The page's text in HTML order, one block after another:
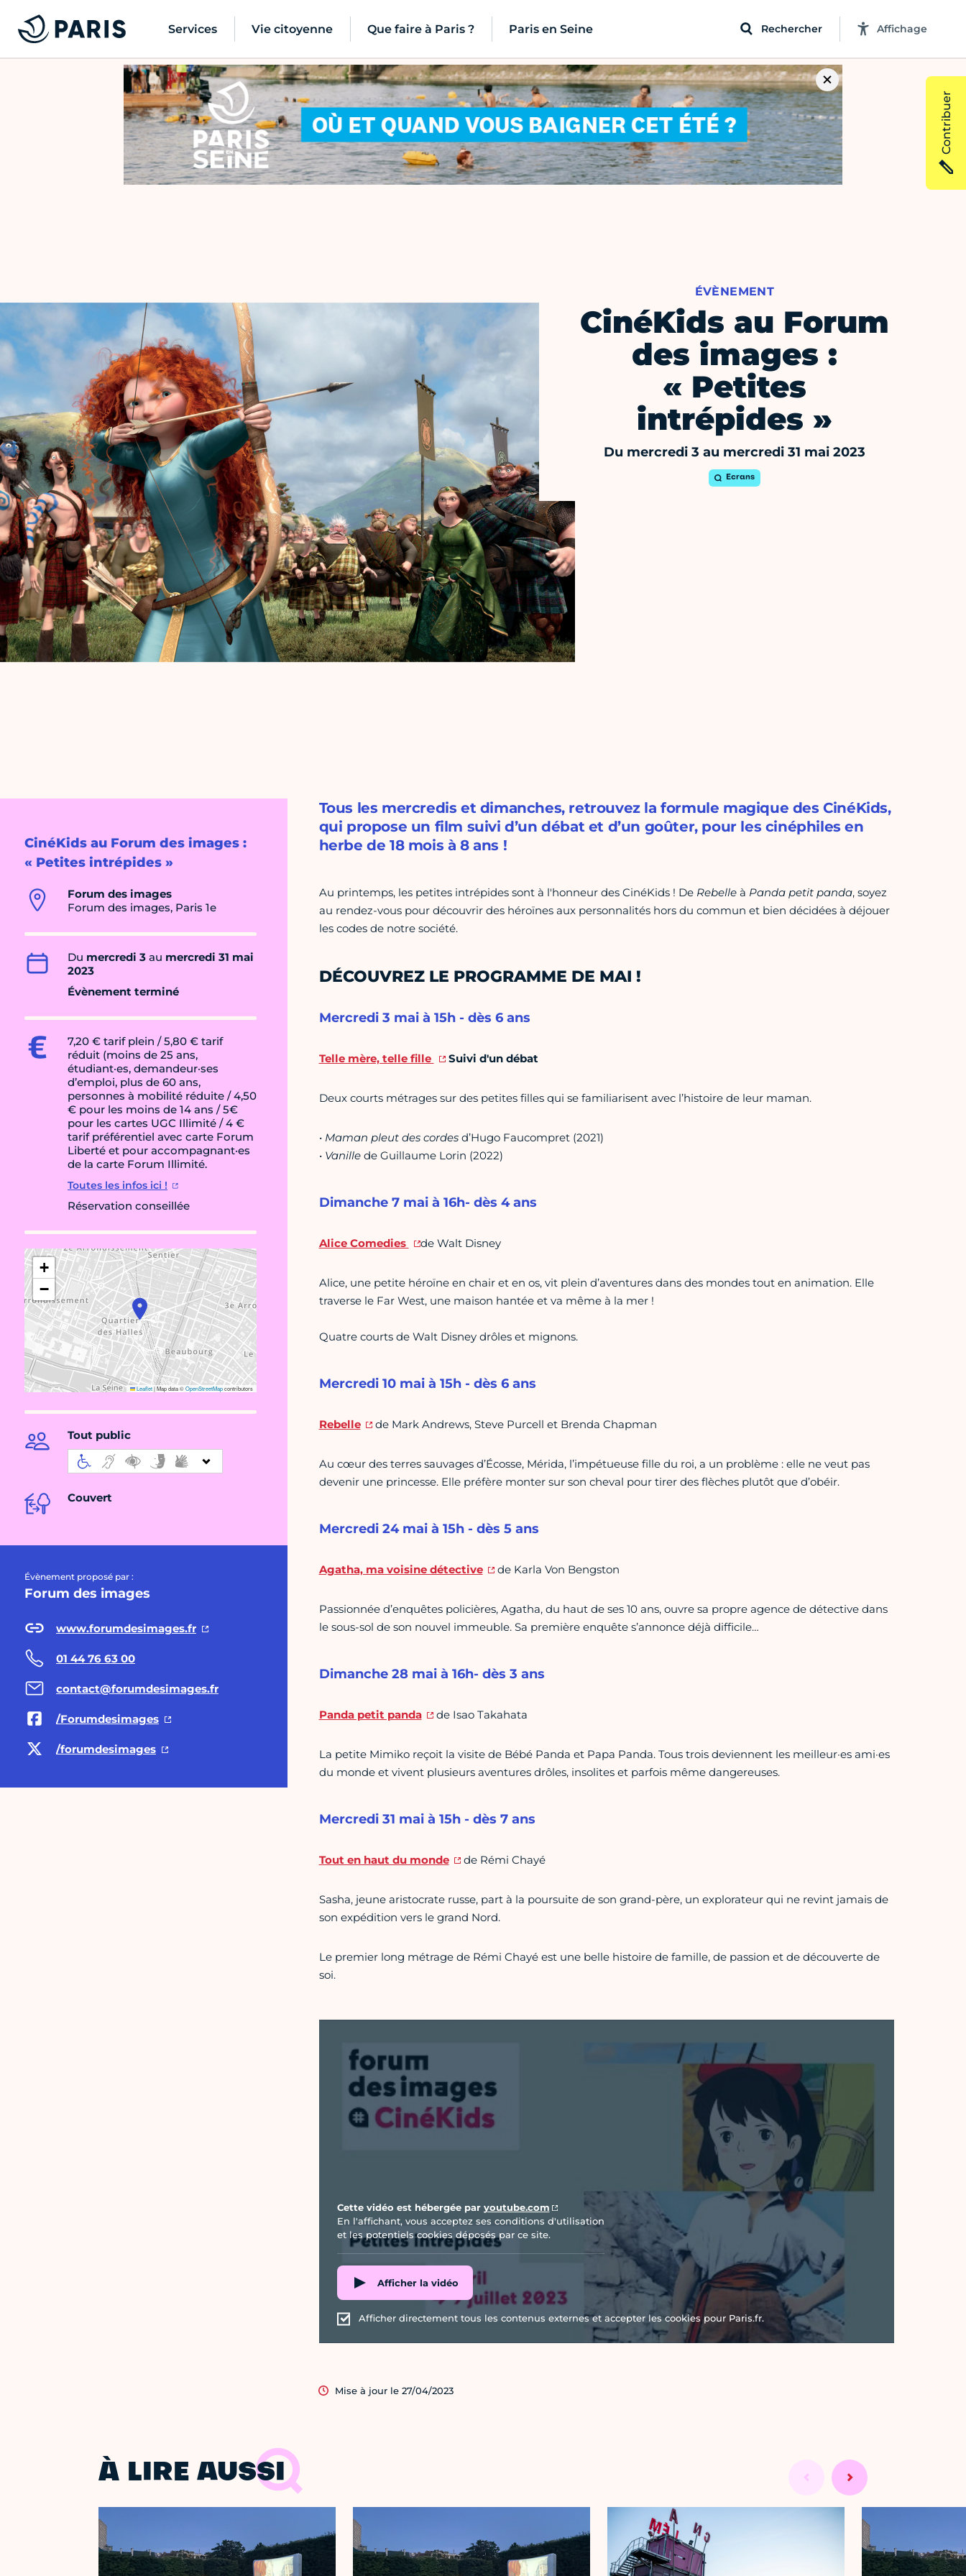
Services Vie citoyenne Que faire à Paris ? Paris en Seine Rechercher Affichage
ÉVÈNEMENT
CinéKids au Forum
des images :
« Petites
intrépides »
Du mercredi 3 au mercredi 31 mai 2023
Ecrans
CinéKids au Forum des images :
« Petites intrépides »
Forum des images
Forum des images, Paris 1e
Du mercredi 3 au mercredi 31 mai
2023
Évènement terminé
7,20 € tarif plein / 5,80 € tarif
réduit (moins de 25 ans,
étudiant·es, demandeur·ses
d’emploi, plus de 60 ans,
personnes à mobilité réduite / 4,50
€ pour les moins de 14 ans / 5€
pour les cartes UGC Illimité / 4 €
tarif préférentiel avec carte Forum
Liberté et pour accompagnant·es
de la carte Forum Illimité.
Toutes les infos ici !
Réservation conseillée
+
−
Leaflet|Map data ©OpenStreetMapcontributors
Tout public
Couvert
Évènement proposé par :
Forum des images
www.forumdesimages.fr
01 44 76 63 00
contact@forumdesimages.fr
/Forumdesimages
/forumdesimages
Tous les mercredis et dimanches, retrouvez la formule magique des CinéKids,
qui propose un film suivi d’un débat et d’un goûter, pour les cinéphiles en
herbe de 18 mois à 8 ans !
Au printemps, les petites intrépides sont à l'honneur des CinéKids ! De Rebelleà Panda petit panda, soyez
au rendez-vous pour découvrir des héroïnes aux personnalités hors du commun et bien décidées à déjouer
les codes de notre société.
DÉCOUVREZ LE PROGRAMME DE MAI !
Mercredi 3 mai à 15h - dès 6 ans
Telle mère, telle fille Suivi d'un débat
Deux courts métrages sur des petites filles qui se familiarisent avec l’histoire de leur maman.
• Maman pleut des cordesd’Hugo Faucompret (2021)
• Vanillede Guillaume Lorin (2022)
Dimanche 7 mai à 16h- dès 4 ans
Alice Comedies de Walt Disney
Alice, une petite héroïne en chair et en os, vit plein d’aventures dans des mondes tout en animation. Elle
traverse le Far West, une maison hantée et va même à la mer !
Quatre courts de Walt Disney drôles et mignons.
Mercredi 10 mai à 15h - dès 6 ans
Rebelle de Mark Andrews, Steve Purcell et Brenda Chapman
Au cœur des terres sauvages d’Écosse, Mérida, l’impétueuse fille du roi, a un problème : elle ne veut pas
devenir une princesse. Elle préfère monter sur son cheval pour tirer des flèches plutôt que d’obéir.
Mercredi 24 mai à 15h - dès 5 ans
Agatha, ma voisine détective de Karla Von Bengston
Passionnée d’enquêtes policières, Agatha, du haut de ses 10 ans, ouvre sa propre agence de détective dans
le sous-sol de son nouvel immeuble. Sa première enquête s’annonce déjà difficile…
Dimanche 28 mai à 16h- dès 3 ans
Panda petit panda de Isao Takahata
La petite Mimiko reçoit la visite de Bébé Panda et Papa Panda. Tous trois deviennent les meilleur·es ami·es
du monde et vivent plusieurs aventures drôles, insolites et parfois même dangereuses.
Mercredi 31 mai à 15h - dès 7 ans
Tout en haut du monde de Rémi Chayé
Sasha, jeune aristocrate russe, part à la poursuite de son grand-père, un explorateur qui ne revint jamais de
son expédition vers le grand Nord.
Le premier long métrage de Rémi Chayé est une belle histoire de famille, de passion et de découverte de
soi.
Cette vidéo est hébergée par youtube.com
En l'affichant, vous acceptez ses conditions d'utilisation
et les potentiels cookies déposés par ce site.
Afficher la vidéo
Afficher directement tous les contenus externes et accepter les cookies pour Paris.fr.
Mise à jour le 27/04/2023
À LIRE AUSSI
Contribuer